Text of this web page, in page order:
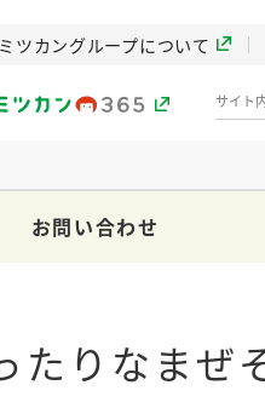
でのミ
挑戦の
ます。
ミツカングループについて
お問い合わせ
たりなまぜ